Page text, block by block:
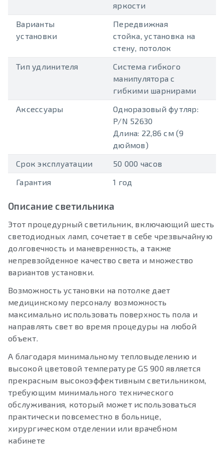
яркости
Варианты
установки
Передвижная
стойка, установка на
стену, потолок
Тип удлинителя
Система гибкого
манипулятора с
гибкими шарнирами
Аксессуары
Одноразовый футляр:
P/N 52630
Длина: 22,86 см (9
дюймов)
Срок эксплуатации
50 000 часов
Гарантия
1 год
Описание светильника
Этот процедурный светильник, включающий шесть
светодиодных ламп, сочетает в себе чрезвычайную
долговечность и маневренность, а также
непревзойденное качество света и множество
вариантов установки.
Возможность установки на потолке дает
медицинскому персоналу возможность
максимально использовать поверхность пола и
направлять свет во время процедуры на любой
объект.
А благодаря минимальному тепловыделению и
высокой цветовой температуре GS 900 является
прекрасным высокоэффективным светильником,
требующим минимального технического
обслуживания, который может использоваться
практически повсеместно в больнице,
хирургическом отделении или врачебном
кабинете